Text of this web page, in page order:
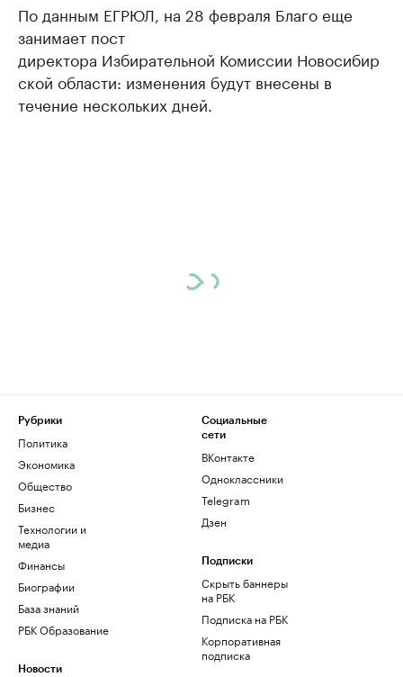
По данным ЕГРЮЛ, на 28 февраля Благо еще
занимает пост
директора Избирательной Комиссии Новосибир
ской области: изменения будут внесены в
течение нескольких дней.
Рубрики
Политика
Экономика
Общество
Бизнес
Технологии и
медиа
Финансы
Биографии
База знаний
РБК Образование
Новости
Социальные
сети
ВКонтакте
Одноклассники
Telegram
Дзен
Подписки
Скрыть баннеры
на РБК
Подписка на РБК
Корпоративная
подписка